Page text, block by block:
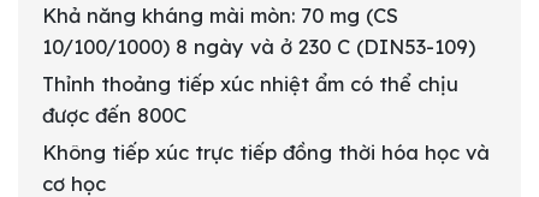
Khả năng kháng mài mòn: 70 mg (CS
10/100/1000) 8 ngày và ở 230 C (DIN53-109)
Thỉnh thoảng tiếp xúc nhiệt ẩm có thể chịu
được đến 800C
Không tiếp xúc trực tiếp đồng thời hóa học và
cơ học